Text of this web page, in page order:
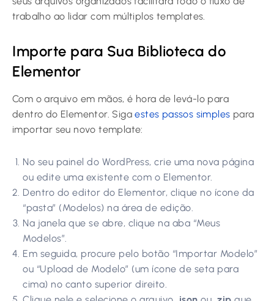
trabalho ao lidar com múltiplos templates.
Importe para Sua Biblioteca do
Elementor
Com o arquivo em mãos, é hora de levá-lo para
dentro do Elementor. Sigaestes passos simples para
importar seu novo template:
No seu painel do WordPress, crie uma nova página
ou edite uma existente com o Elementor.
Dentro do editor do Elementor, clique no ícone da
“pasta” (Modelos) na área de edição.
Na janela que se abre, clique na aba “Meus
Modelos”.
Em seguida, procure pelo botão “Importar Modelo”
ou “Upload de Modelo” (um ícone de seta para
cima) no canto superior direito.